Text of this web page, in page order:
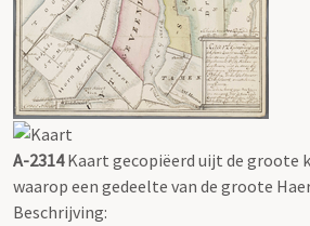
A-2314Kaart gecopiëerd uijt de groote
waarop een gedeelte van de groote
Beschrijving: